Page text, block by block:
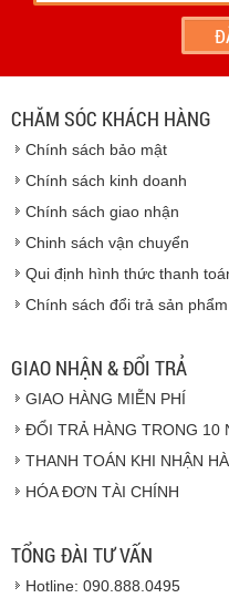
- Hoặc chúng tôi sẽcử
địa chỉ
Vinhempich
CAM
Hàng hóa được
100%
Vinhempich
độ bảo hành sản
CHĂM SÓC KHÁCH HÀNG
Chính sách bảo mật
Chính sách kinh doanh
Chính sách giao nhận
Chinh sách vận chuyển
Qui định hình thức thanh
Chính sách đổi trả sản phẩm
GIAO NHẬN & ĐỔI TRẢ
GIAO HÀNG MIỄN PHÍ
ĐỔI TRẢ HÀNG TRONG 10
THANH TOÁN KHI NHẬN
HÓA ĐƠN TÀI CHÍNH
TỔNG ĐÀI TƯ VẤN
Hotline: 090.888.0495